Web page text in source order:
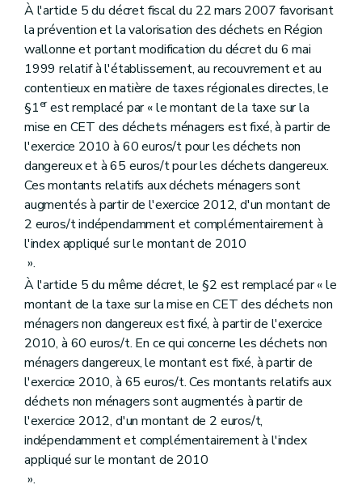
À l'article 5 du décret fiscal du 22 mars 2007 favorisant
la prévention et la valorisation des déchets en Région
wallonne et portant modification du décret du 6 mai
1999 relatif à l'établissement, au recouvrement et au
contentieux en matière de taxes régionales directes, le
§1erest remplacé par « le montant de la taxe sur la
mise en CET des déchets ménagers est fixé, à partir de
l'exercice 2010 à 60 euros/t pour les déchets non
dangereux et à 65 euros/t pour les déchets dangereux.
Ces montants relatifs aux déchets ménagers sont
augmentés à partir de l'exercice 2012, d'un montant de
2 euros/t indépendamment et complémentairement à
l'index appliqué sur le montant de 2010
».
À l'article 5 du même décret, le §2 est remplacé par « le
montant de la taxe sur la mise en CET des déchets non
ménagers non dangereux est fixé, à partir de l'exercice
2010, à 60 euros/t. En ce qui concerne les déchets non
ménagers dangereux, le montant est fixé, à partir de
l'exercice 2010, à 65 euros/t. Ces montants relatifs aux
déchets non ménagers sont augmentés à partir de
l'exercice 2012, d'un montant de 2 euros/t,
indépendamment et complémentairement à l'index
appliqué sur le montant de 2010
».